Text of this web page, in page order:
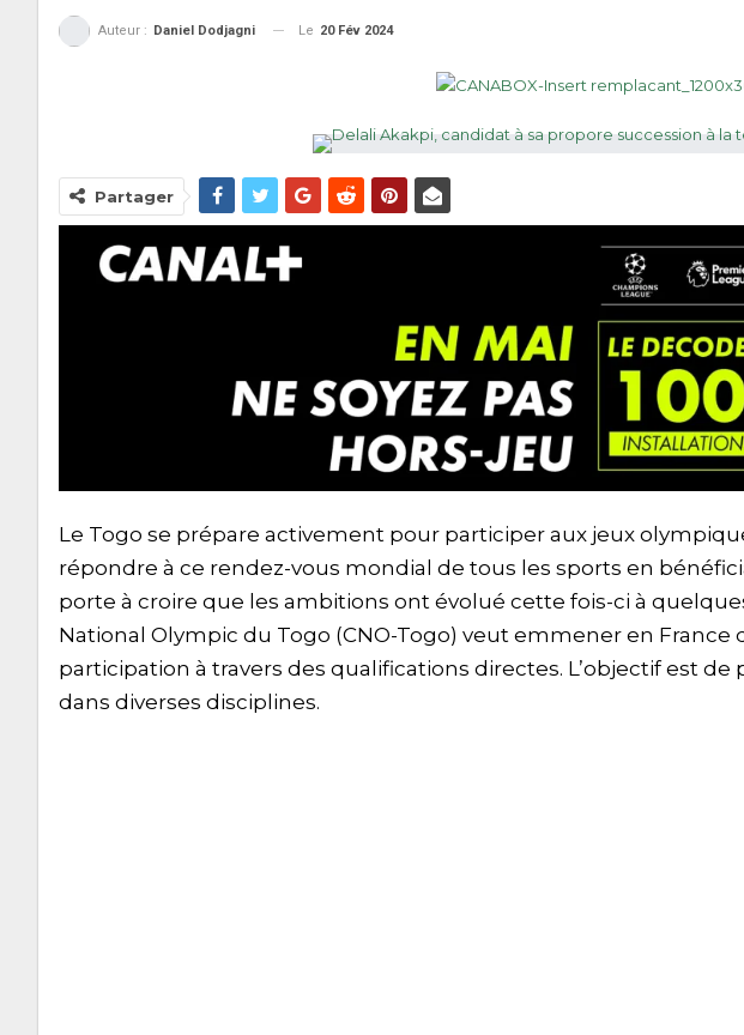
Auteur : Daniel Dodjagni Le 20 Fév 2024
Partager
Le Togo se prépare activement pour participer aux jeux
répondre à ce rendez-vous mondial de tous les sports en
porte à croire que les ambitions ont évolué cette fois-ci à
National Olympic du Togo (CNO-Togo) veut emmener en
participation à travers des qualifications directes. L’objectif est
dans diverses disciplines.